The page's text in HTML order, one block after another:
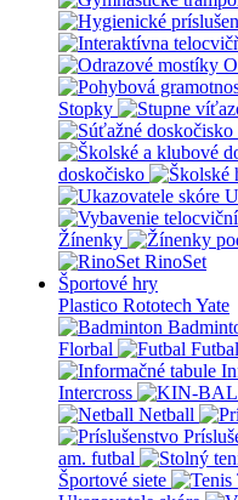
Stopky
doskočisko
Žínenky
RinoSet
Športové hry
Plastico Rototech Yate
Florbal
Futbal
Intercross
Netball
am. futbal
Športové siete